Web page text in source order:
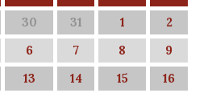
30 31 1
2
6 7 8
9
13 14 15
16